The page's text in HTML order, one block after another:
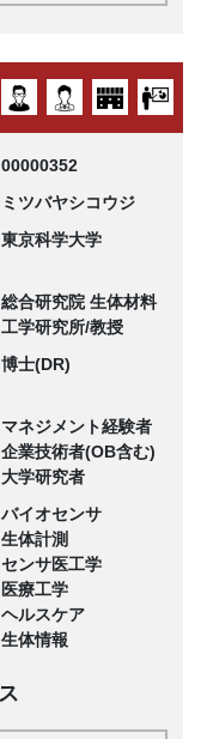
00000352
ミツバヤシコウジ
東京科学大学
総合研究院 生体材料
工学研究所/教授
博士(DR)
マネジメント経験者
企業技術者(OB含む)
大学研究者
バイオセンサ
生体計測
センサ医工学
医療工学
ヘルスケア
生体情報